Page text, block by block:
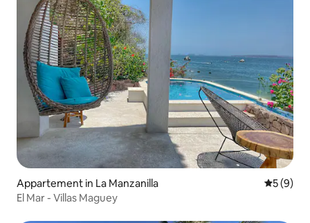
Appartement in La Manzanilla
5 (9)
El Mar - Villas Maguey